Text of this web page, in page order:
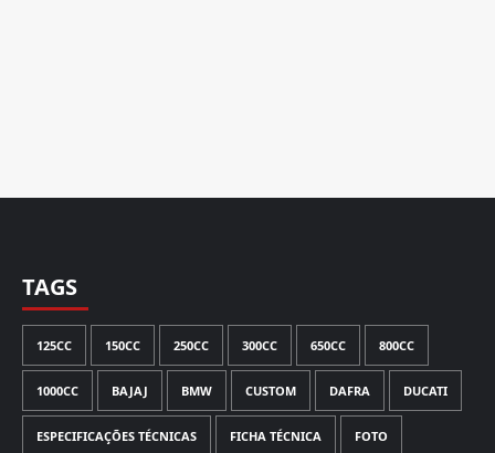
TAGS
125CC 150CC 250CC 300CC 650CC 800CC
1000CC BAJAJ BMW CUSTOM DAFRA DUCATI
ESPECIFICAÇÕES TÉCNICAS FICHA TÉCNICA FOTO